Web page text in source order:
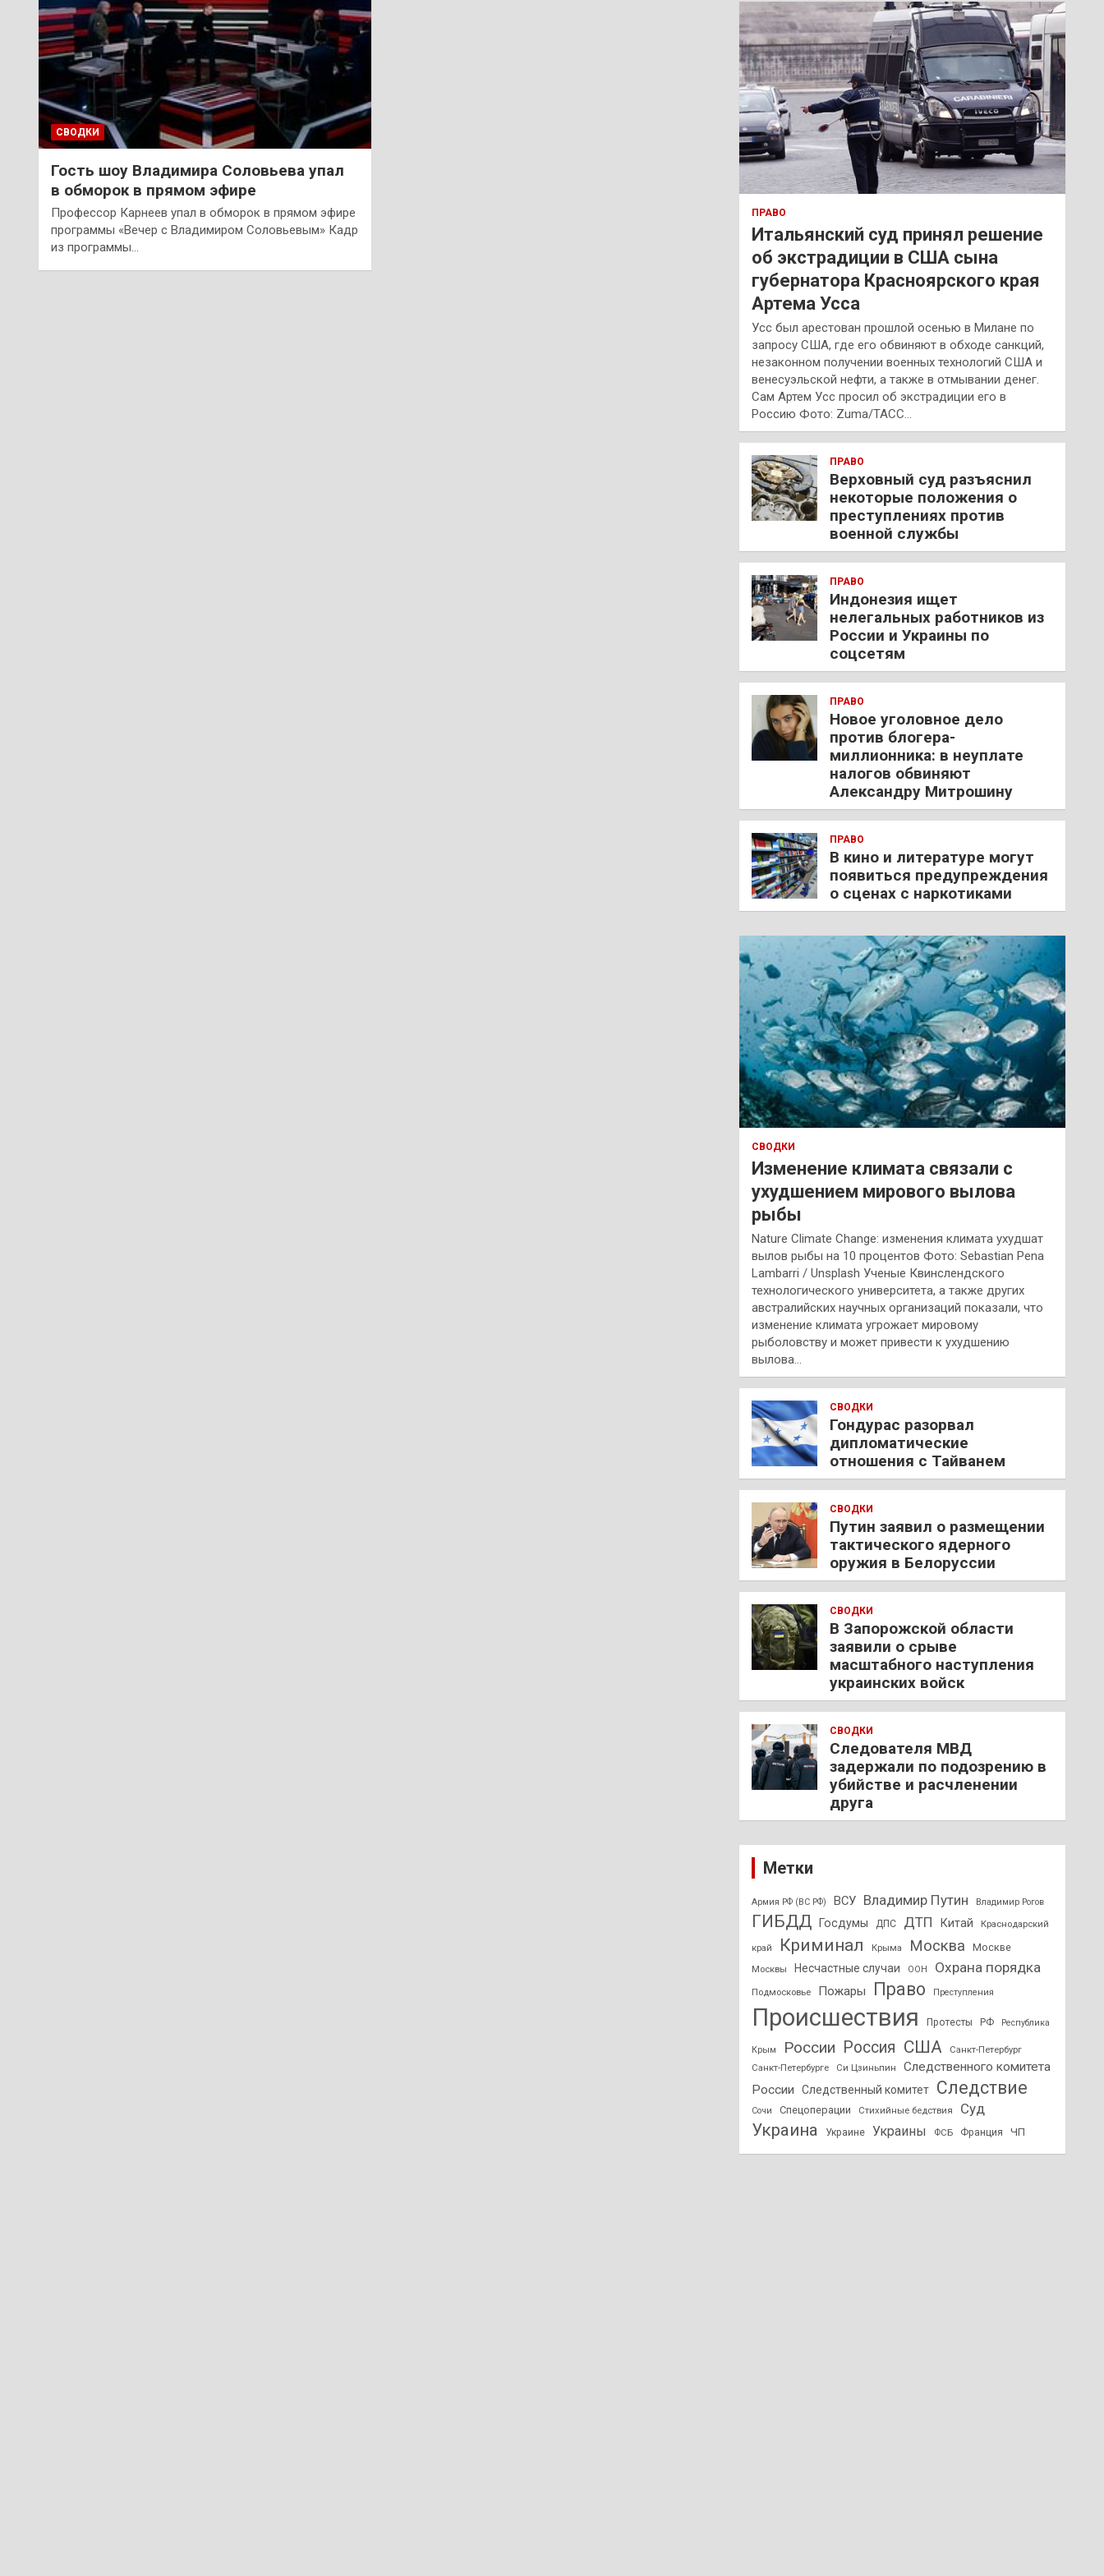
СВОДКИ
Гость шоу Владимира Соловьева упал
в обморок в прямом эфире
Профессор Карнеев упал в обморок в прямом эфире
программы «Вечер с Владимиром Соловьевым» Кадр
из программы…
к
ПРАВО
Итальянский суд принял решение
об экстрадиции в США сына
губернатора Красноярского края
Артема Усса
Усс был арестован прошлой осенью в Милане по
запросу США, где его обвиняют в обходе санкций,
незаконном получении военных технологий США и
венесуэльской нефти, а также в отмывании денег.
Сам Артем Усс просил об экстрадиции его в
Россию Фото: Zuma/ТАСС…
ПРАВО
Верховный суд разъяснил
некоторые положения о
преступлениях против
военной службы
ПРАВО
Индонезия ищет
нелегальных работников из
России и Украины по
соцсетям
ПРАВО
Новое уголовное дело
против блогера-
миллионника: в неуплате
налогов обвиняют
Александру Митрошину
ПРАВО
В кино и литературе могут
появиться предупреждения
о сценах с наркотиками
СВОДКИ
Изменение климата связали с
ухудшением мирового вылова
рыбы
Nature Climate Change: изменения климата ухудшат
вылов рыбы на 10 процентов Фото: Sebastian Pena
Lambarri / Unsplash Ученые Квинслендского
технологического университета, а также других
австралийских научных организаций показали, что
изменение климата угрожает мировому
рыболовству и может привести к ухудшению
вылова…
СВОДКИ
Гондурас разорвал
дипломатические
отношения с Тайванем
СВОДКИ
Путин заявил о размещении
тактического ядерного
оружия в Белоруссии
СВОДКИ
В Запорожской области
заявили о срыве
масштабного наступления
украинских войск
СВОДКИ
Следователя МВД
задержали по подозрению в
убийстве и расчленении
друга
Метки
Армия РФ (ВС РФ) ВСУ Владимир Путин Владимир Рогов
ГИБДД Госдумы ДПС ДТП Китай Краснодарский
край Криминал Крыма Москва Москве
Москвы Несчастные случаи ООН Охрана порядка
Подмосковье Пожары Право Преступления
Происшествия Протесты РФ Республика
Крым России Россия США
Санкт-Петербург
Санкт-Петербурге
Си Цзиньпин
Следственного комитета
России
Следственный комитет Следствие
Сочи Спецоперации Стихийные бедствия Суд
Украина Украине Украины ФСБ Франция ЧП